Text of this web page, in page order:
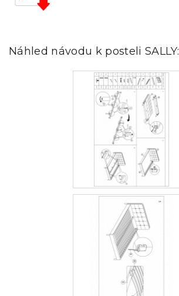
Náhled návodu k posteli SALLY: